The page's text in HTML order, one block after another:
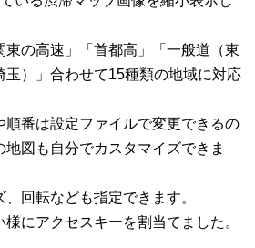
東の高速」「首都高」「一般道（東
玉）」合わせて15種類の地域に対応
順番は設定ファイルで変更できるの
図も自分でカスタマイズできま
、回転なども指定できます。
様にアクセスキーを割当てました。